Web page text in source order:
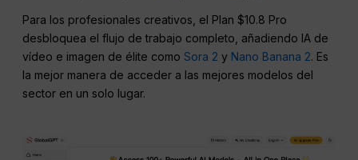
Para los profesionales creativos, el Plan $10.8 Pro
desbloquea el flujo de trabajo completo, añadiendo IA de
vídeo e imagen de élite comoSora 2 y Nano Banana 2. Es
la mejor manera de acceder a las mejores modelos del
sector en un solo lugar.